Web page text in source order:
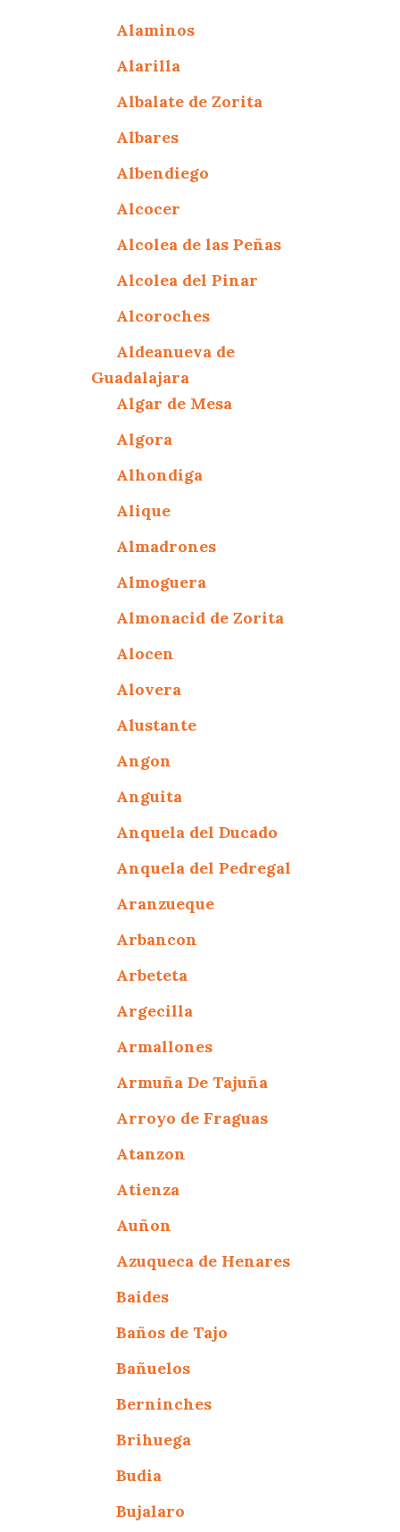
Alaminos
Alarilla
Albalate de Zorita
Albares
Albendiego
Alcocer
Alcolea de las Peñas
Alcolea del Pinar
Alcoroches
Aldeanueva de
Guadalajara
Algar de Mesa
Algora
Alhondiga
Alique
Almadrones
Almoguera
Almonacid de Zorita
Alocen
Alovera
Alustante
Angon
Anguita
Anquela del Ducado
Anquela del Pedregal
Aranzueque
Arbancon
Arbeteta
Argecilla
Armallones
Armuña De Tajuña
Arroyo de Fraguas
Atanzon
Atienza
Auñon
Azuqueca de Henares
Baides
Baños de Tajo
Bañuelos
Berninches
Brihuega
Budia
Bujalaro